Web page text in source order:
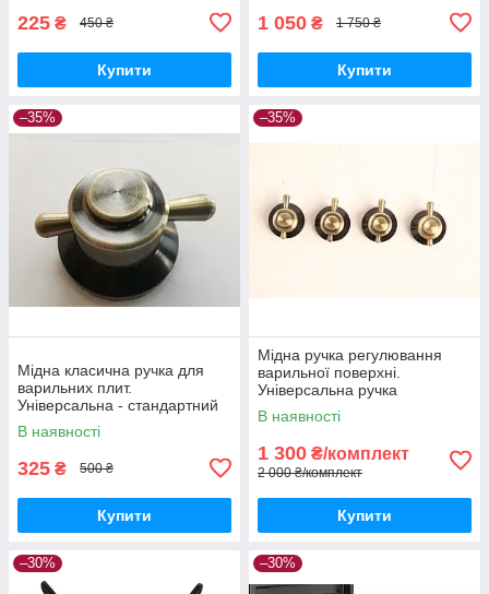
225 ₴ 450 ₴
Купити
1 050 ₴ 1 750 ₴
Купити
–35%
Мідна класична ручка для
варильних плит.
Універсальна - стандартний
роз'єм установки.
В наявності
325 ₴ 500 ₴
Купити
–35%
Мідна ручка регулювання
варильної поверхні.
Універсальна ручка
перемикач для варильних
плит і панелей
В наявності
1 300 ₴/комплект
2 000 ₴/комплект
Купити
–30% –30%